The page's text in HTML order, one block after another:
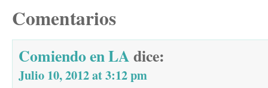
Comentarios
Comiendo en LAdice:
Julio 10, 2012 at 3:12 pm